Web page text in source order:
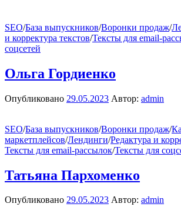
SEO/База выпускников/Воронки продаж/
и корректура текстов/Тексты для email-
соцсетей
Ольга Гордиенко
Опубликовано 29.05.2023 Автор: admin
SEO/База выпускников/Воронки продаж/
маркетплейсов/Лендинги/Редактура и
Тексты для email-рассылок/Тексты для
Татьяна Пархоменко
Опубликовано 29.05.2023 Автор: admin